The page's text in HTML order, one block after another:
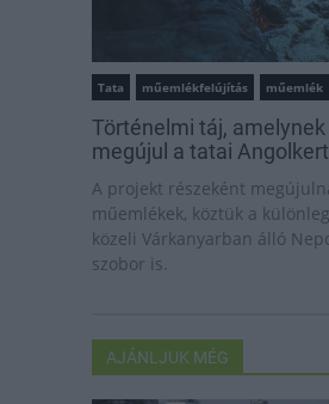
Tata műemlékfelújítás műemlék
Történelmi táj,
megújul a tatai Angolkert
A projekt részeként
műemlékek, köztük a
közeli Várkanyarban álló
szobor is.
AJÁNLJUK MÉG